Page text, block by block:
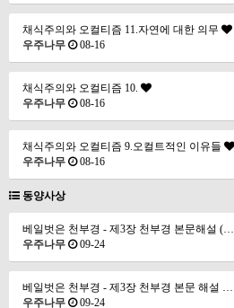
채식주의와 오컬티즘 11.자연에 대한 의무
우주나무
08-16
채식주의와 오컬티즘 10.
우주나무
08-16
채식주의와 오컬티즘 9.오컬트적인 이유들
우주나무
08-16
동양사상
베일벗은 천부경 - 제3장 천부경 본문해설 (…
우주나무
09-24
베일벗은 천부경 - 제3장 천부경 본문 해설 …
우주나무
09-24